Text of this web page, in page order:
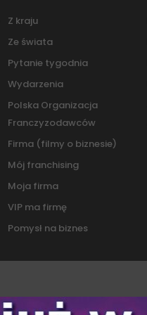
Z kraju
Ze świata
Pytanie tygodnia
Wydarzenia
Polska Organizacja
Franczyzodawców
Firma (filmy o biznesie)
Mój franchising
Moja firma
VIP ma firmę
Pomysł na biznes